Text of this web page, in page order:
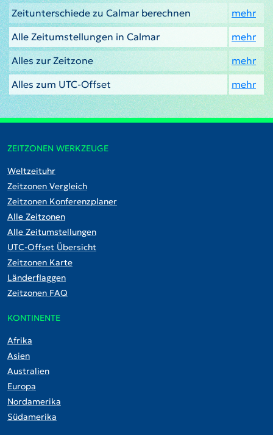
Zeitunterschiede zu Calmar berechnen
mehr
Alle Zeitumstellungen in Calmar
mehr
Alles zur Zeitzone
mehr
Alles zum UTC-Offset
mehr
ZEITZONEN WERKZEUGE
Weltzeituhr
Zeitzonen Vergleich
Zeitzonen Konferenzplaner
Alle Zeitzonen
Alle Zeitumstellungen
UTC-Offset Übersicht
Zeitzonen Karte
Länderflaggen
Zeitzonen FAQ
KONTINENTE
Afrika
Asien
Australien
Europa
Nordamerika
Südamerika